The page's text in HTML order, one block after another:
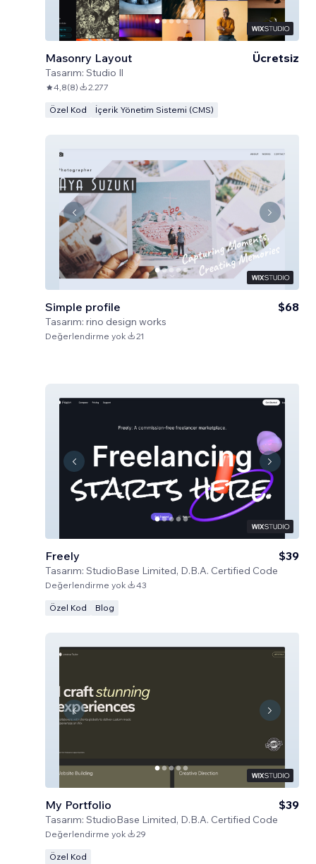
Masonry Layout
Tasarım: Studio Il
Ücretsiz
4,8(8) 2.277
Özel Kod İçerik Yönetim Sistemi (CMS)
Simple profile
Tasarım: rino design works
$68
Değerlendirme yok 21
Freely
Tasarım: StudioBase Limited, D.B.A. Certified Code
$39
Değerlendirme yok 43
Özel Kod Blog
My Portfolio
Tasarım: StudioBase Limited, D.B.A. Certified Code
$39
Değerlendirme yok 29
Özel Kod